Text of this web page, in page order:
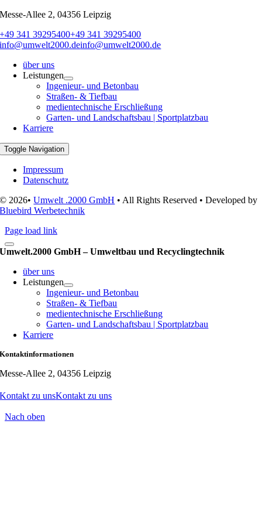
Messe-Allee 2, 04356 Leipzig
+49 341 39295400+49 341 39295400
info@umwelt2000.deinfo@umwelt2000.de
über uns
Leistungen
Ingenieur- und Betonbau
Straßen- & Tiefbau
medientechnische Erschließung
Garten- und Landschaftsbau | Sportplatzbau
Karriere
Toggle Navigation
Impressum
Datenschutz
© 2026•Umwelt .2000 GmbH • All Rights Reserved • Developed by
Bluebird Werbetechnik
Page load link
Umwelt.2000 GmbH – Umweltbau und Recyclingtechnik
über uns
Leistungen
Ingenieur- und Betonbau
Straßen- & Tiefbau
medientechnische Erschließung
Garten- und Landschaftsbau | Sportplatzbau
Karriere
Kontaktinformationen
Messe-Allee 2, 04356 Leipzig
Kontakt zu unsKontakt zu uns
Nach oben